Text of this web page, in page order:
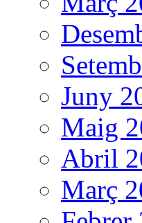
Juny
Maig
Abril
Març